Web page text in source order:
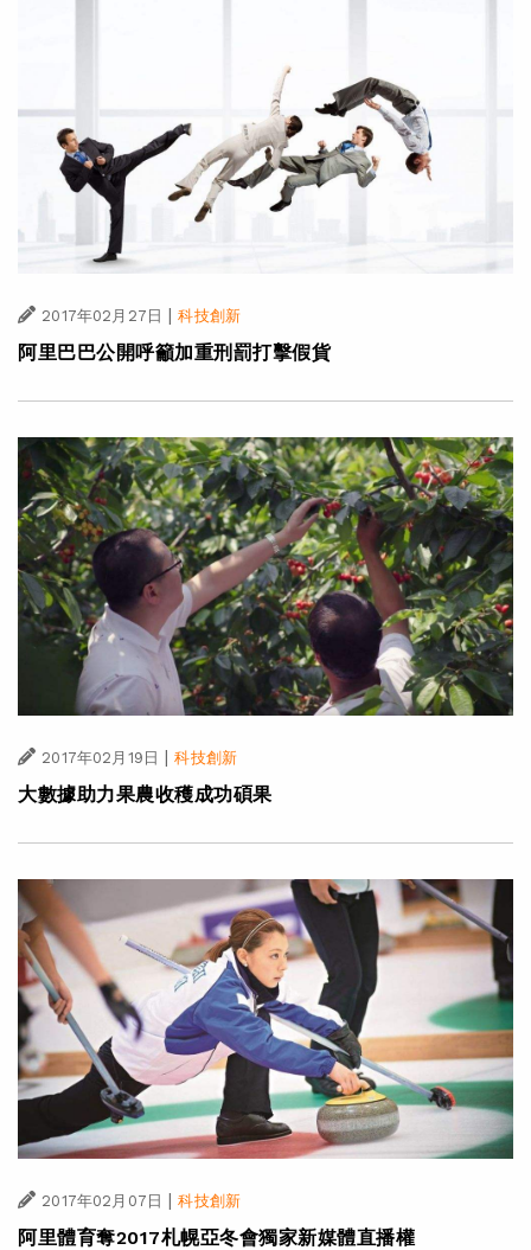
2017年02月27日 | 科技創新
阿里巴巴公開呼籲加重刑罰打擊假貨
2017年02月19日 科技創新
大數據助力果農收穫成功碩果
2017年02月07日 | 科技創新
阿里體育奪2017札幌亞冬會獨家新媒體直播權